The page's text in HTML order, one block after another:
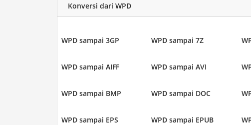
Konversi dari WPD
WPD sampai 3GP WPD sampai 7Z
WPD sampai AIFF WPD sampai AVI
WPD sampai BMP WPD sampai DOC
WPD sampai EPS WPD sampai EPUB